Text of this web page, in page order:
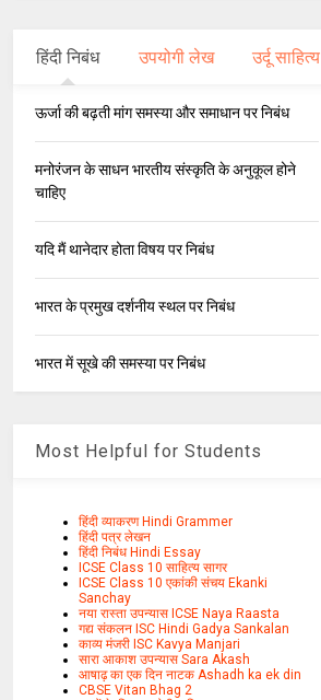
हिंदी निबंध उपयोगी लेख उर्दू साहित्य
ऊर्जा की बढ़ती मांग समस्या और समाधान पर निबंध
मनोरंजन के साधन भारतीय संस्कृति के अनुकूल होने
चाहिए
यदि मैं थानेदार होता विषय पर निबंध
भारत के प्रमुख दर्शनीय स्थल पर निबंध
भारत में सूखे की समस्या पर निबंध
Most Helpful for Students
हिंदी व्याकरण Hindi Grammer
हिंदी पत्र लेखन
हिंदी निबंध Hindi Essay
ICSE Class 10 साहित्य सागर
ICSE Class 10 एकांकी संचय Ekanki
Sanchay
नया रास्ता उपन्यास ICSE Naya Raasta
गद्य संकलन ISC Hindi Gadya Sankalan
काव्य मंजरी ISC Kavya Manjari
सारा आकाश उपन्यास Sara Akash
आषाढ़ का एक दिन नाटक Ashadh ka ek din
CBSE Vitan Bhag 2